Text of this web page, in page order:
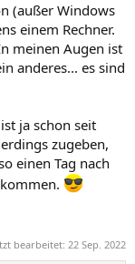
(außer Windows
einem Rechner.
meinen Augen ist
anderes... es sind
ja schon seit
zugeben,
einen Tag nach
bearbeitet: 22 Sep. 2022